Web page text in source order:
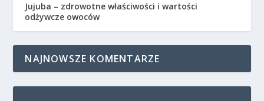
Jujuba – zdrowotne właściwości i wartości
odżywcze owoców
NAJNOWSZE KOMENTARZE